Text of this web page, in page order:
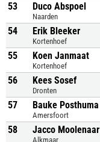
53 Duco Abspoel
Naarden
54 Erik Bleeker
Kortenhoef
55 Koen Janmaat
Kortenhoef
56 Kees Sosef
Dronten
57 Bauke Posthuma
Amersfoort
58 Jacco Moolenaar
Alkmaar